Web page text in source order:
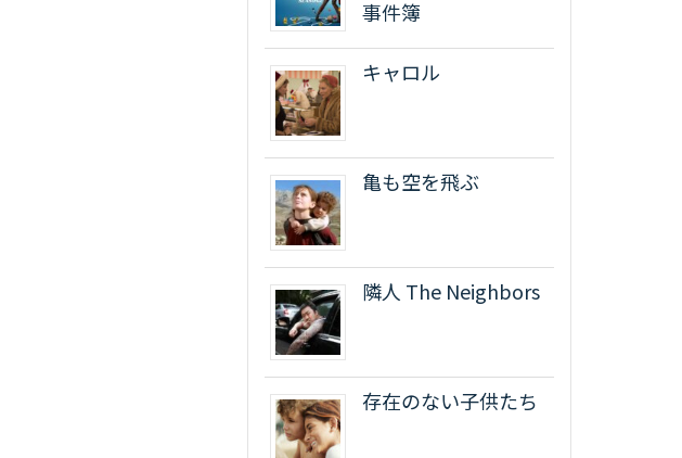
事件簿
キャロル
亀も空を飛ぶ
隣人 The Neighbors
存在のない子供たち